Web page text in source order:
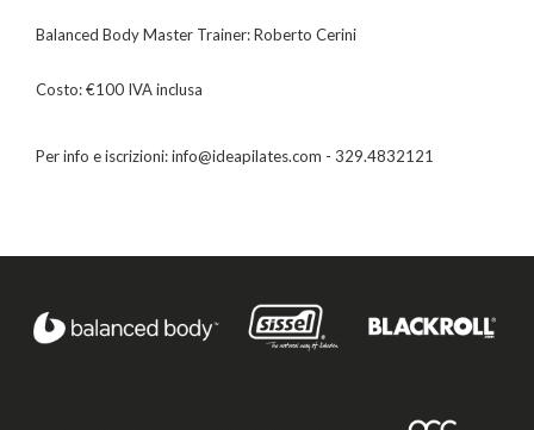
Balanced Body Master Trainer: Roberto Cerini
Costo: €100 IVA inclusa
Per info e iscrizioni: info@ideapilates.com - 329.4832121